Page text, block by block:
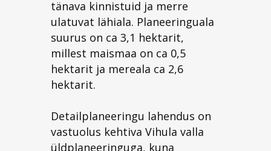
tänava kinnistuid ja merre
ulatuvat lähiala. Planeeringuala
suurus on ca 3,1 hektarit,
millest maismaa on ca 0,5
hektarit ja mereala ca 2,6
hektarit.
Detailplaneeringu lahendus on
vastuolus kehtiva Vihula valla
üldplaneeringuga, kuna